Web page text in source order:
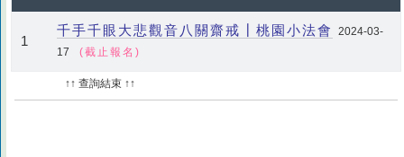
1
千手千眼大悲觀音八關齋戒┃桃園小法會
2024-03-
17
(截止報名)
↑↑ 查詢結束 ↑↑